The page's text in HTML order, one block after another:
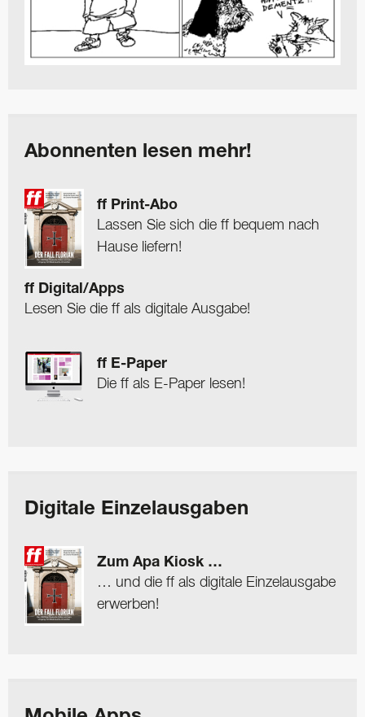
Abonnenten lesen mehr!
ff Print-Abo
Lassen Sie sich die ff bequem nach
Hause liefern!
ff Digital/Apps
Lesen Sie die ff als digitale Ausgabe!
ff E-Paper
Die ff als E-Paper lesen!
Digitale Einzelausgaben
Zum Apa Kiosk …
… und die ff als digitale Einzelausgabe
erwerben!